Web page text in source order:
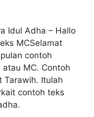
Idul Adha – Hallo
MCSelamat
contoh
MC. Contoh
Tarawih. Itulah
contoh teks